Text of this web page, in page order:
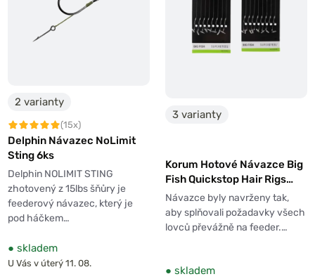
2 varianty
(15x)
Delphin Návazec NoLimit
Sting 6ks
Delphin NOLIMIT STING
zhotovený z 15lbs šňůry je
feederový návazec, který je
pod háčkem…
● skladem
U Vás v úterý 11. 08.
3 varianty
Korum Hotové Návazce Big
Fish Quickstop Hair Rigs
Barbed 38cm
Návazce byly navrženy tak,
aby splňovali požadavky všech
lovců převážně na feeder.…
● skladem